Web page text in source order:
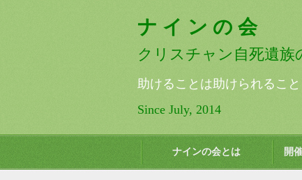
ナ イ ン の 会
クリスチャン自死遺族
助けることは助けられるこ
Since July, 2014
ナインの会とは 開